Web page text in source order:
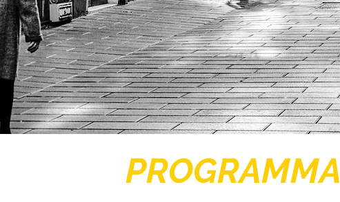
PROGRAMMA